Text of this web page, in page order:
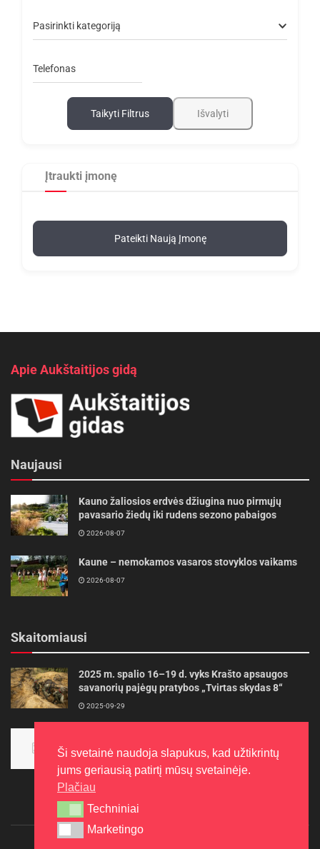
Pasirinkti kategoriją
Telefonas
Taikyti Filtrus Išvalyti
Įtraukti įmonę
Pateikti Naują Įmonę
Apie Aukštaitijos gidą
Naujausi
Kauno žaliosios erdvės džiugina nuo pirmųjų
pavasario žiedų iki rudens sezono pabaigos
2026-08-07
Kaune – nemokamos vasaros stovyklos vaikams
2026-08-07
Skaitomiausi
2025 m. spalio 16–19 d. vyks Krašto apsaugos
savanorių pajėgų pratybos „Tvirtas skydas 8“
2025-09-29
aukso
2015-10-30
Ši svetainė naudoja slapukus, kad užtikrintų
jums geriausią patirtį mūsų svetainėje.
Plačiau
Techniniai
Techniniai
Marketingo
Marketingo